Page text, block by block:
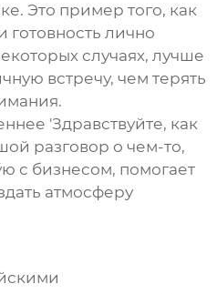
Это пример того, как
готовность лично
случаях, лучше
встречу, чем терять
'Здравствуйте, как
разговор о чем-то,
с бизнесом, помогает
атмосферу